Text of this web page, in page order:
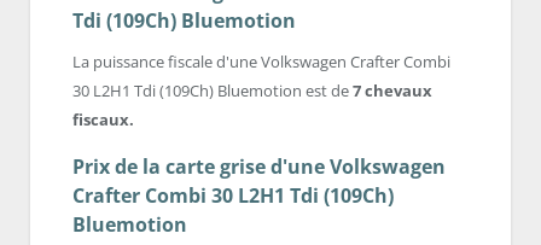
Tdi (109Ch) Bluemotion
La puissance fiscale d'une Volkswagen Crafter Combi
30 L2H1 Tdi (109Ch) Bluemotion est de7 chevaux
fiscaux.
Prix de la carte grise d'une Volkswagen
Crafter Combi 30 L2H1 Tdi (109Ch)
Bluemotion